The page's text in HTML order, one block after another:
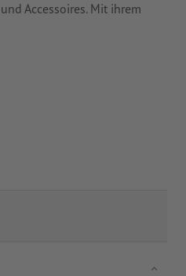
Accessoires. Mit ihrem